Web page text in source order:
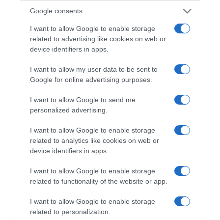
Google consents
I want to allow Google to enable storage
related to advertising like cookies on web or
device identifiers in apps.
I want to allow my user data to be sent to
Google for online advertising purposes.
I want to allow Google to send me
personalized advertising.
I want to allow Google to enable storage
related to analytics like cookies on web or
device identifiers in apps.
I want to allow Google to enable storage
related to functionality of the website or app.
I want to allow Google to enable storage
related to personalization.
βόρειες διευθύνσεις 4 με 6 και στο Αιγαίο
έως 7 μποφόρ.
Η θερμοκρασία δεν θα σημειώσει αξιόλογη
μεταβολή.
Ο καιρός την Κυριακή
Γενικά αίθριος καιρός με λίγες νεφώσεις
πρόσκαιρα αυξημένες τις μεσημβρινές –
ηπειρωτικά όπου θα σημειωθούν λίγες
Οι άνεμοι θα πνέουν από βόρειες